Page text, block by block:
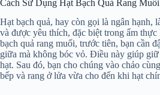
Cách Sử Dụng Hạt Bạch Quả Rang Muối
Hạt bạch quả, hay còn gọi là ngân hạnh,
và được yêu thích, đặc biệt trong ẩm
bạch quả rang muối, trước tiên, bạn cần
giữa mà không bóc vỏ. Điều này giúp
hạt. Sau đó, bạn cho chúng vào chảo
bếp và rang ở lửa vừa cho đến khi hạt